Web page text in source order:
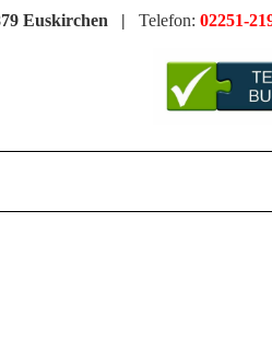
Euskirchen | Telefon: 02251-